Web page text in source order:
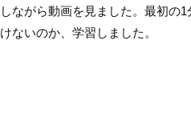
ながら動画を見ました。最初の1
ないのか、学習しました。